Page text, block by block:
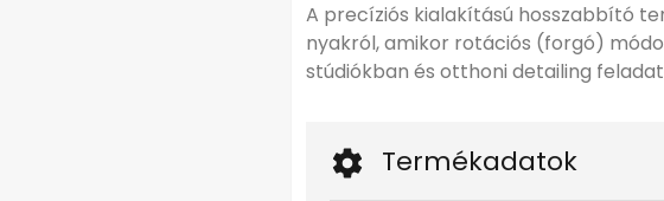
A precíziós kialakítású hosszabbító
nyakról, amikor rotációs (forgó)
stúdiókban és otthoni detailing
Termékadatok